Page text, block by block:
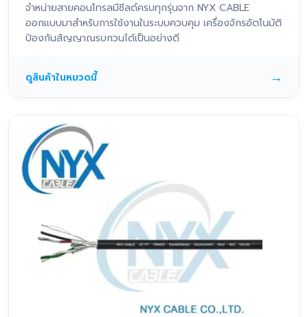
จำหน่ายสายคอนโทรลมีชีลด์ครบทุกรุ่นจาก NYX CABLE
ออกแบบมาสำหรับการใช้งานในระบบควบคุม เครื่องจักรอัตโนมัติ
ป้องกันสัญญาณรบกวนได้เป็นอย่างดี
ดูสินค้าในหมวดนี้ →